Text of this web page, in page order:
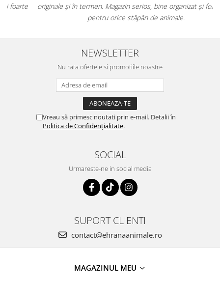
originale și în termen. Magazin serios, bine organizat și foarte util
pentru orice stăpân de animale.
NEWSLETTER
Nu rata ofertele si promotiile noastre
Vreau să primesc noutati prin e-mail. Detalii în
Politica de Confidențialitate.
SOCIAL
Urmareste-ne in social media
SUPORT CLIENTI
contact@ehranaanimale.ro
MAGAZINUL MEU